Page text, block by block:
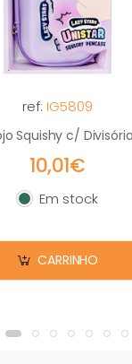
ref: IG5809
Squishy c/
10,01€
Em stock
Em stock
CARRINHO